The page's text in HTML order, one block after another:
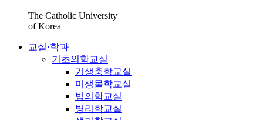
The Catholic University
of Korea
교실·학과
기초의학교실
기생충학교실
미생물학교실
법의학교실
병리학교실